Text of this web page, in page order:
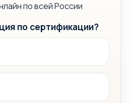
по всей России
по сертификации?